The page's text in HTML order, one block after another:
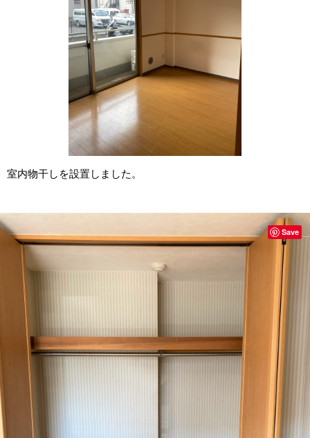
室内物干しを設置しました。
Save